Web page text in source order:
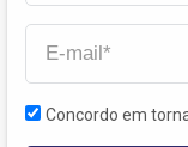
Concordo em